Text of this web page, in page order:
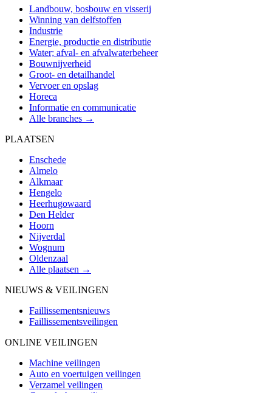
Landbouw, bosbouw en visserij
Winning van delfstoffen
Industrie
Energie, productie en distributie
Water; afval- en afvalwaterbeheer
Bouwnijverheid
Groot- en detailhandel
Vervoer en opslag
Horeca
Informatie en communicatie
Alle branches →
PLAATSEN
Enschede
Almelo
Alkmaar
Hengelo
Heerhugowaard
Den Helder
Hoorn
Nijverdal
Wognum
Oldenzaal
Alle plaatsen →
NIEUWS & VEILINGEN
Faillissementsnieuws
Faillissementsveilingen
ONLINE VEILINGEN
Machine veilingen
Auto en voertuigen veilingen
Verzamel veilingen